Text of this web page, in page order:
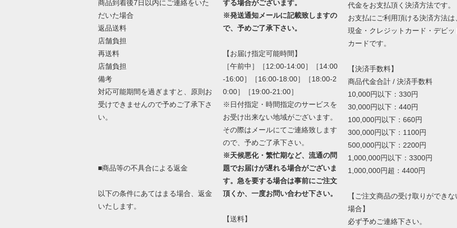
商品到着後7日以内にご連絡をいた
だいた場合
返品送料
店舗負担
再送料
店舗負担
備考
対応可能期間を過ぎますと、原則お
受けできませんので予めご了承下さ
い。
■商品等の不具合による返金
以下の条件にあてはまる場合、返金
いたします。
する場合がございます。
※発送通知メールに記載致しますの
で、予めご了承下さい。
【お届け指定可能時間】
［午前中］［12:00-14:00］［14:00
-16:00］［16:00-18:00］［18:00-2
0:00］［19:00-21:00］
※日付指定・時間指定のサービスを
お受け出来ない地域がございます。
その際はメールにてご連絡致します
ので、予めご了承下さい。
※天候悪化・繁忙期など、流通の問
題でお届けが遅れる場合がございま
す。急を要する場合は事前にご注文
頂くか、一度お問い合わせ下さい。
【送料】
代金をお支払頂く決済方法です。
お支払にご利用頂ける決済方法は
現金・クレジットカード・デビッ
カードです。
【決済手数料】
商品代金合計 / 決済手数料
10,000円以下：330円
30,000円以下：440円
100,000円以下：660円
300,000円以下：1100円
500,000円以下：2200円
1,000,000円以下：3300円
1,000,000円超：4400円
【ご注文商品の受け取りができな
場合】
必ず予めご連絡下さい。